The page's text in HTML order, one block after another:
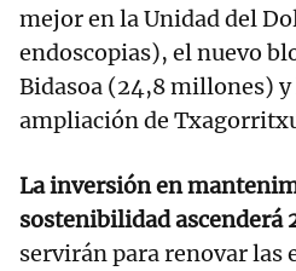
mejor en la Unidad del
endoscopias), el nuevo
Bidasoa (24,8 millones) y
ampliación de
La inversión en
sostenibilidad ascenderá
servirán para renovar las